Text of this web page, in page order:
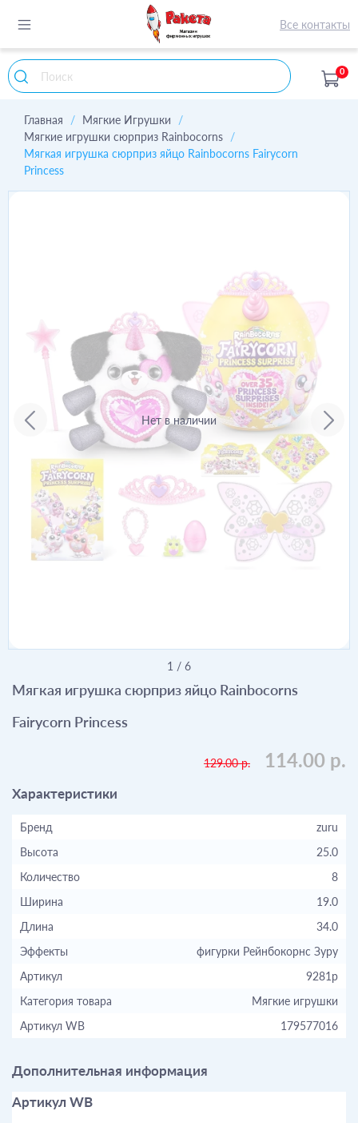
Все контакты
0
Главная
Мягкие Игрушки
Мягкие игрушки сюрприз Rainbocorns
Мягкая игрушка сюрприз яйцо Rainbocorns Fairycorn
Princess
1 / 6
Нет в наличии
Мягкая игрушка сюрприз яйцо Rainbocorns
Fairycorn Princess
129.00 р. 114.00 р.
Характеристики
Бренд
zuru
Высота
25.0
Количество
8
Ширина
19.0
Длина
34.0
Эффекты
фигурки Рейнбокорнс Зуру
Артикул
9281р
Категория товара
Мягкие игрушки
Артикул WB
179577016
Дополнительная информация
Артикул WB